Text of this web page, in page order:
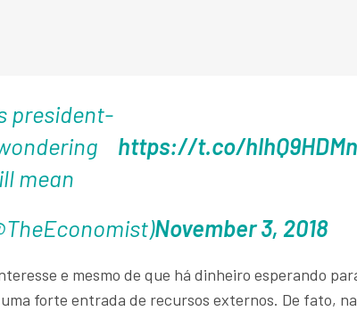
president-
mean
https://t.co/
November 3, 2018
e mesmo de que há dinheiro esperando
forte entrada de recursos externos. De fato, na